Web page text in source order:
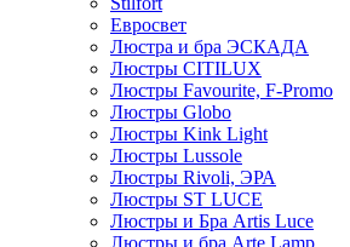
Евросвет
Люстра и бра ЭСКАДА
Люстры CITILUX
Люстры Favourite, F-Promo
Люстры Globo
Люстры Kink Light
Люстры Lussole
Люстры Rivoli, ЭРА
Люстры ST LUCE
Люстры и Бра Artis Luce